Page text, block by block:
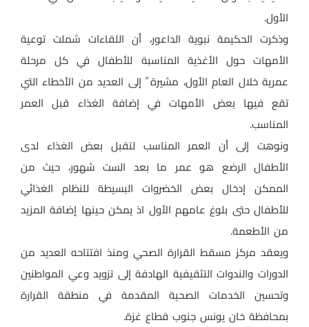
الأول.
وذكرت الحكيمة نبوية الداعور، أن اللقاءات شملت توعية
الأمهات حول الأغذية المناسبة للأطفال في كل مرحلة
عمرية خلال العام الأول، مشيرة ً إلى العديد من الأخطاء التي
تقع فيها بعض الأمهات في إضافة الغذاء قبل العمر
المناسب.
ونوهت إلى أن العمر المناسب لتقبل بعض الغذاء لدى
الأطفال الرضع هو عمر ما بعد الست شهور، حيث من
الممكن إدخال بعض الخضروات البسيطة للنظام الغذائي
للأطفال حتى بلوغ عامهم الأول اذ يمكن حينها إضافة المزيد
من الأطعمة.
ويعقد مركز مسقط القرارة الصحي ومنذ افتتاحه العديد من
الدورات والندوات التثقيفية الهادفة إلى تزويد وعي المواطنين
وتحسين الخدمات الصحية المقدمة في منطقة القرارة
بمحافظة خان يونس جنوب قطاع غزة.